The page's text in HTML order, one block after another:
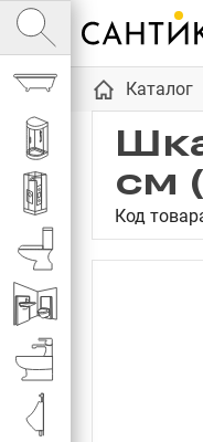
Ванны
Душевые кабины
Душевые
Каталог
см
Код